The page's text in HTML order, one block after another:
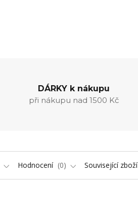
DÁRKY k nákupu
při nákupu nad 1500 Kč
Hodnocení 0 Související zboží